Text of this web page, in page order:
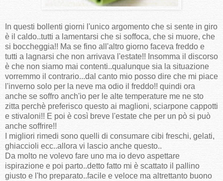
In questi bollenti giorni l'unico argomento che si sente in giro
è il caldo..tutti a lamentarsi che si soffoca, che si muore, che
si boccheggia!! Ma se fino all'altro giorno faceva freddo e
tutti a lagnarsi che non arrivava l'estate!! Insomma il discorso
è che non siamo mai contenti..qualunque sia la situazione
vorremmo il contrario...dal canto mio posso dire che mi piace
l'inverno solo per la neve ma odio il freddo!! quindi ora
anche se soffro anch'io per le alte temperature me ne sto
zitta perchè preferisco questo ai maglioni, sciarpone cappotti
e stivaloni!! E poi è così breve l'estate che per un pò si può
anche soffrire!!
I migliori rimedi sono quelli di consumare cibi freschi, gelati,
ghiaccioli ecc..allora vi lascio anche questo..
Da molto ne volevo fare uno ma io devo aspettare
ispirazione e poi parto..detto fatto mi è scattato il pallino
giusto e l'ho preparato..facile e veloce ma altrettanto buono